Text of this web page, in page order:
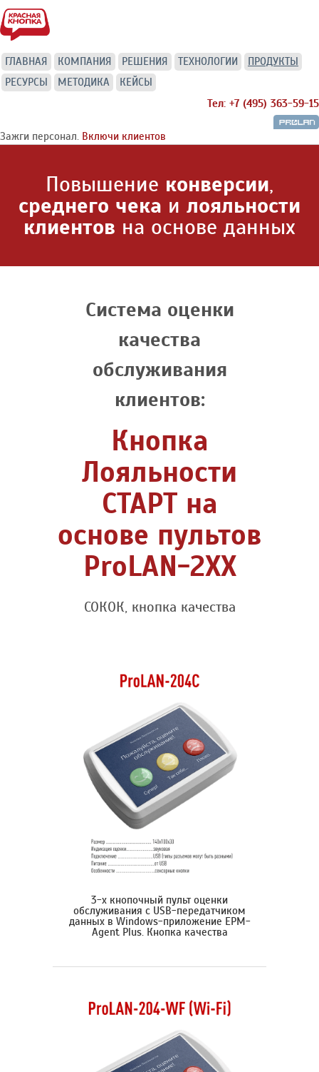
ГЛАВНАЯ КОМПАНИЯ РЕШЕНИЯ ТЕХНОЛОГИИ
ПРОДУКТЫ
РЕСУРСЫ
МЕТОДИКА
КЕЙСЫ
Тел: +7 (495) 363-59-15
Зажги персонал. Включи клиентов
Повышение конверсии,
среднего чека и лояльности
клиентов на основе данных
Система оценки
качества
обслуживания
клиентов:
Кнопка
Лояльности
СТАРТ на
основе пультов
ProLAN-2XX
СОКОК, кнопка качества
3-х кнопочный пульт оценки
обслуживания с USB-передатчиком
данных в Windows-приложение EPM-
Agent Plus. Кнопка качества